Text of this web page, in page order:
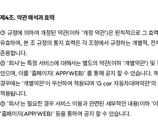
제4조. 약관 해석과 효력
① 규정에 의하여 개정된 약관(이하 '개정 약관')은 원칙적으로 그 효
유효하며, 본 조 규정의 통지 효력은 각 조항에서 규정하는 개별적, 전
준용합니다.
② '회사'는 특정 서비스에 대해서는 별도의 약관(이하 '개별약관') 및
있으며, 이를 '홈페이지( APP/WEB)' 를 통해 공지 할 수 있습니다.
경우에는 '개별약관'이 우선하여 적용되며 'G car 자동차대여약관'의
적용됩니다.
③ '회사'는 필요한 경우 서비스 이용과 관련된 세부적인 내용(이하 '
'홈페이지(APP/WEB)' 등을 통하여 공지 할 수 있습니다.